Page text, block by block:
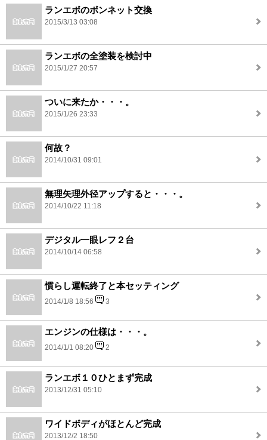
ランエボのボンネット交換
2015/3/13 03:08
ランエボの全塗装を検討中
2015/1/27 20:57
ついに来たか・・・。
2015/1/26 23:33
何故？
2014/10/31 09:01
無理矢理外径アップすると・・・。
2014/10/22 11:18
デジタル一眼レフ２台
2014/10/14 06:58
慣らし運転終了と本セッティング
2014/1/8 18:56 3
エンジンの仕様は・・・。
2014/1/1 08:20 2
ランエボ１０ひとまず完成
2013/12/31 05:10
ワイドボディがほとんど完成
2013/12/2 18:50